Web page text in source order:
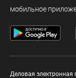
мобильное
Деловая электронная